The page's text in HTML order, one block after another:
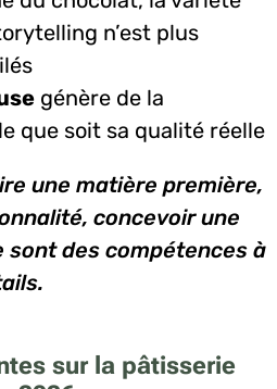
n’est plus
génère de la
que soit sa qualité réelle
une matière première,
concevoir une
des compétences à
sur la pâtisserie